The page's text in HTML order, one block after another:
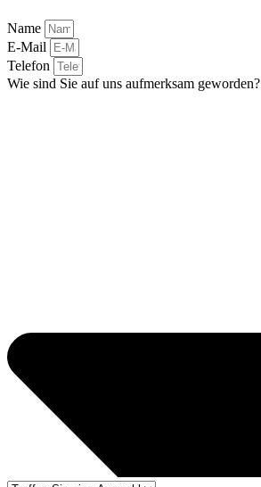
Name
E-Mail
Telefon
Wie sind Sie auf uns aufmerksam geworden?